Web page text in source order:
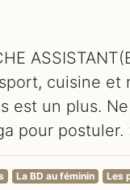
cuisine et
est un plus.
pour postuler.
La BD au féminin Les